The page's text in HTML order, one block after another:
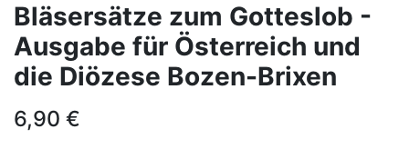
Bläsersätze zum Gotteslob -
Ausgabe für Österreich und
die Diözese Bozen-Brixen
6,90 €